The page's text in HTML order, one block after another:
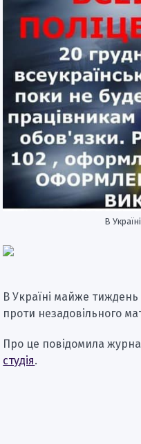
В
В Україні майже тиждень
проти незадовільного
Про це повідомила
студія.